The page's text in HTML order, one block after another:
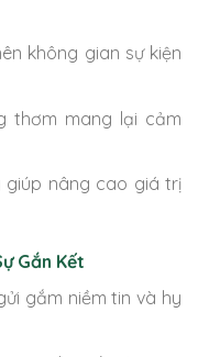
không gian sự kiện
thơm mang lại cảm
giúp nâng cao giá trị
Gắn Kết
gắm niềm tin và hy